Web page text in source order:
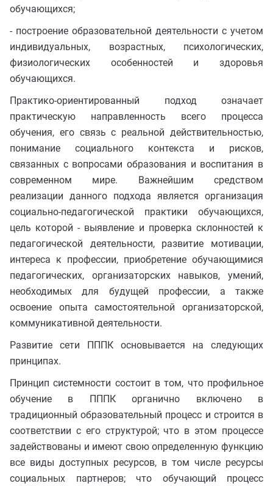
обучающихся;
- построение образовательной деятельности с учетом
индивидуальных, возрастных, психологических,
физиологических особенностей и здоровья
обучающихся.
Практико-ориентированный подход означает
практическую направленность всего процесса
обучения, его связь с реальной действительностью,
понимание социального контекста и рисков,
связанных с вопросами образования и воспитания в
современном мире. Важнейшим средством
реализации данного подхода является организация
социально-педагогической практики обучающихся,
цель которой - выявление и проверка склонностей к
педагогической деятельности, развитие мотивации,
интереса к профессии, приобретение обучающимися
педагогических, организаторских навыков, умений,
необходимых для будущей профессии, а также
освоение опыта самостоятельной организаторской,
коммуникативной деятельности.
Развитие сети ПППК основывается на следующих
принципах.
Принцип системности состоит в том, что профильное
обучение в ПППК органично включено в
традиционный образовательный процесс и строится в
соответствии с его структурой; что в этом процессе
задействованы и имеют свою определенную функцию
все виды доступных ресурсов, в том числе ресурсы
социальных партнеров; что обучающий процесс